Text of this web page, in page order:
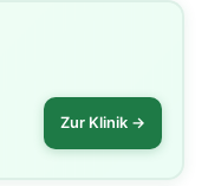
Zur Klinik →